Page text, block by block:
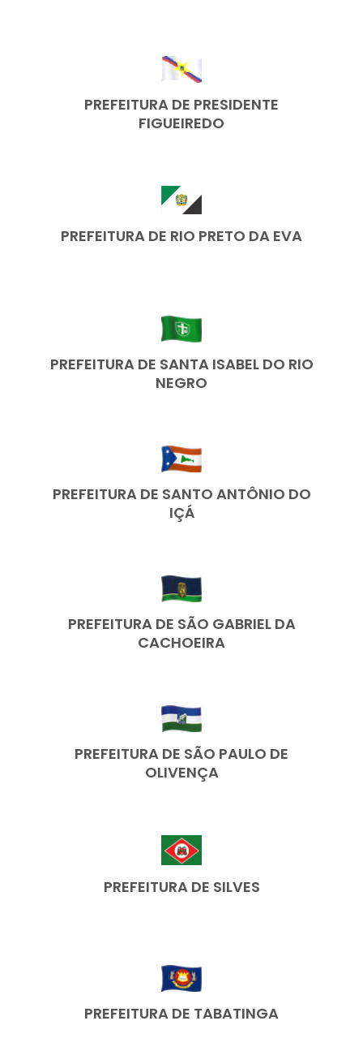
PREFEITURA DE PRESIDENTE
FIGUEIREDO
PREFEITURA DE RIO PRETO DA EVA
PREFEITURA DE SANTA ISABEL DO RIO
NEGRO
PREFEITURA DE SANTO ANTÔNIO DO
IÇÁ
PREFEITURA DE SÃO GABRIEL DA
CACHOEIRA
PREFEITURA DE SÃO PAULO DE
OLIVENÇA
PREFEITURA DE SILVES
PREFEITURA DE TABATINGA